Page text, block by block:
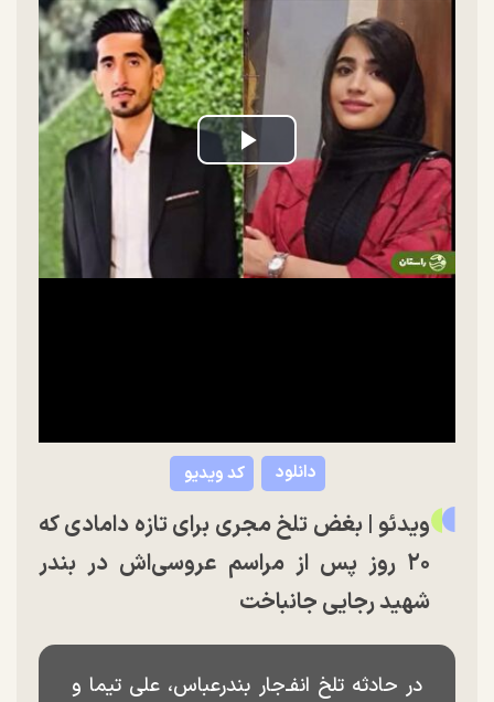
Play
Video
کد ویدیو دانلود
ویدئو | بغض تلخ مجری برای تازه دامادی که
۲۰ روز پس از مراسم عروسی‌اش در بندر
شهید رجایی جانباخت
در حادثه تلخ انفـ‌جار بندرعباس، علی تیما و